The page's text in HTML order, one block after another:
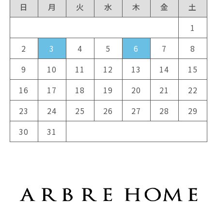
日
月 火 水 木 金
土
1
2
3 4 5 6 7
8
9
10 11 12 13 14
15
16
17 18 19 20 21
22
23
24 25 26 27 28
29
30
31